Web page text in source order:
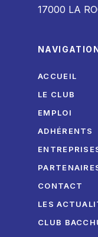
17000 LA
ACCUEIL
LE CLUB
EMPLOI
ADHÉRENTS
CONTACT
LES
CLUB